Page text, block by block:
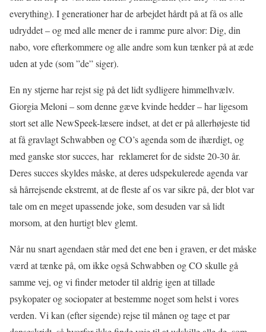
everything). I generationer har de arbejdet hårdt på at få os alle
udryddet – og med alle mener de i ramme pure alvor: Dig, din
nabo, vore efterkommere og alle andre som kun tænker på at æde
uden at yde (som ”de” siger).
En ny stjerne har rejst sig på det lidt sydligere himmelhvælv.
Giorgia Meloni – som denne gæve kvinde hedder – har ligesom
stort set alle NewSpeek-læsere indset, at det er på allerhøjeste tid
at få gravlagt Schwabben og CO’s agenda som de ihærdigt, og
med ganske stor succes, har reklameret for de sidste 20-30 år.
Deres succes skyldes måske, at deres udspekulerede agenda var
så hårrejsende ekstremt, at de fleste af os var sikre på, der blot var
tale om en meget upassende joke, som desuden var så lidt
morsom, at den hurtigt blev glemt.
Når nu snart agendaen står med det ene ben i graven, er det måske
værd at tænke på, om ikke også Schwabben og CO skulle gå
samme vej, og vi finder metoder til aldrig igen at tillade
psykopater og sociopater at bestemme noget som helst i vores
verden. Vi kan (efter sigende) rejse til månen og tage et par